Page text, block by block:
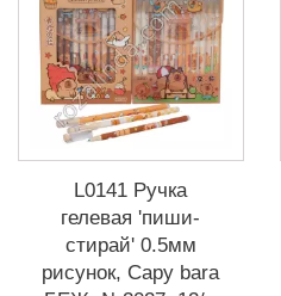
L0141 Ручка
гелевая 'пиши-
стирай' 0.5мм
рисунок, Capy bara